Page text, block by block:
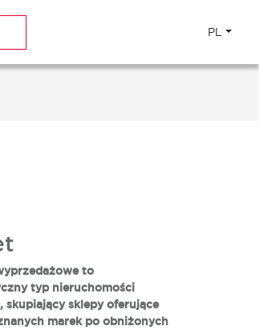
PL
to
typ nieruchomości
skupiający sklepy oferujące
marek po obniżonych